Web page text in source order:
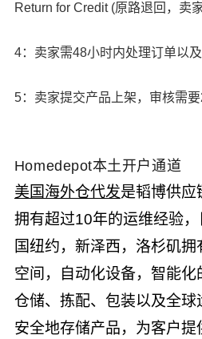
Return for Credit (原路退回，卖
4：卖家需48小时内处理订单以
5：卖家提交产品上架，审核需要
Homedepot本土开户通道
美国海外仓代发是韬博供应
拥有超过10年的运维经验
国纽约，新泽西，洛杉矶拥
空间，自动化设备，智能
仓储、拣配、包装以及全球
安全地存储产品，为客户提